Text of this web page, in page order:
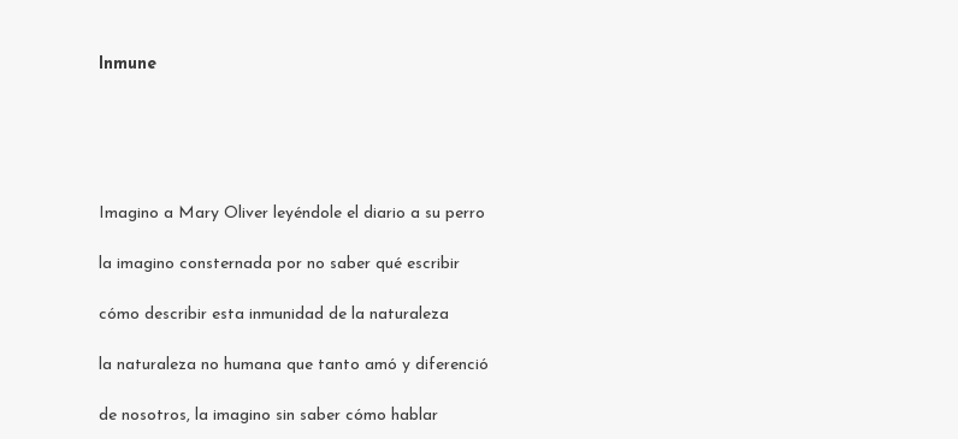
Inmune
Imagino a Mary Oliver leyéndole el diario a su perro
la imagino consternada por no saber qué escribir
cómo describir esta inmunidad de la naturaleza
la naturaleza no humana que tanto amó y diferenció
de nosotros, la imagino sin saber cómo hablar